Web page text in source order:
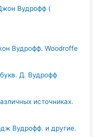
Вудрофф (
Вудрофф. Woodroffe
Д. Вудрофф
источниках.
Вудрофф. и другие.